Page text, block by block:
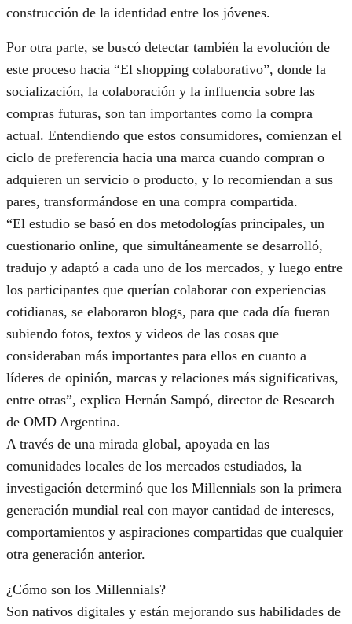
construcción de la identidad entre los jóvenes.
Por otra parte, se buscó detectar también la evolución de
este proceso hacia “El shopping colaborativo”, donde la
socialización, la colaboración y la influencia sobre las
compras futuras, son tan importantes como la compra
actual. Entendiendo que estos consumidores, comienzan el
ciclo de preferencia hacia una marca cuando compran o
adquieren un servicio o producto, y lo recomiendan a sus
pares, transformándose en una compra compartida.
“El estudio se basó en dos metodologías principales, un
cuestionario online, que simultáneamente se desarrolló,
tradujo y adaptó a cada uno de los mercados, y luego entre
los participantes que querían colaborar con experiencias
cotidianas, se elaboraron blogs, para que cada día fueran
subiendo fotos, textos y videos de las cosas que
consideraban más importantes para ellos en cuanto a
líderes de opinión, marcas y relaciones más significativas,
entre otras”, explica Hernán Sampó, director de Research
de OMD Argentina.
A través de una mirada global, apoyada en las
comunidades locales de los mercados estudiados, la
investigación determinó que los Millennials son la primera
generación mundial real con mayor cantidad de intereses,
comportamientos y aspiraciones compartidas que cualquier
otra generación anterior.
¿Cómo son los Millennials?
Son nativos digitales y están mejorando sus habilidades de